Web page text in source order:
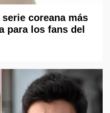
coreana más
para los fans del